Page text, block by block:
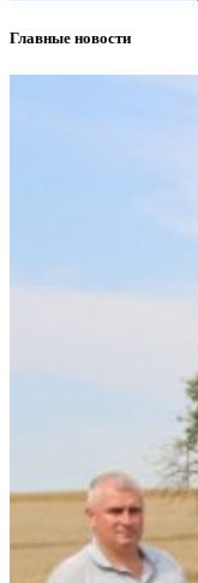
Главные новости